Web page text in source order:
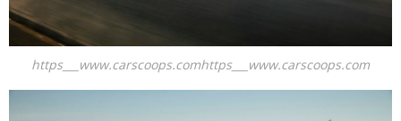
https___www.carscoops.comhttps___www.carscoops.com